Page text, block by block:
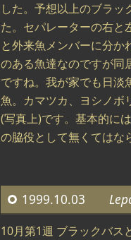
した。予想以上のブラッ
た。セパレーターの右と
と外来魚メンバーに分か
のある魚達なのですが同
ですね。我が家でも日淡
魚。カマツカ、ヨシノボ
(写真上)です。基本的に
の脇役として無くてはな
1999.10.03
10月第1週 ブラックバス